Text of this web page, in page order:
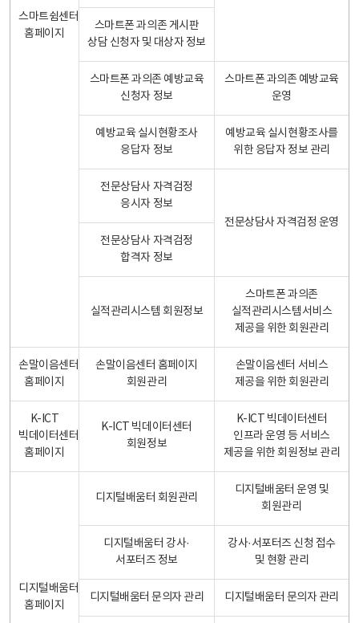
스마트쉼센터
홈페이지
스마트폰 과의존 게시판
상담 신청자 및 대상자 정보
스마트폰 과의존 예방교육
신청자 정보
스마트폰 과의존 예방교육
운영
예방교육 실시현황조사
응답자 정보
예방교육 실시현황조사를
위한 응답자 정보 관리
전문상담사 자격검정
응시자 정보
전문상담사 자격검정 운영
전문상담사 자격검정
합격자 정보
실적관리시스템 회원정보
스마트폰 과의존
실적관리시스템서비스
제공을 위한 회원관리
손말이음센터
홈페이지
손말이음센터 홈페이지
회원관리
손말이음센터 서비스
제공을 위한 회원관리
K-ICT
빅데이터센터
홈페이지
K-ICT 빅데이터센터
회원정보
K-ICT 빅데이터센터
인프라 운영 등 서비스
제공을 위한 회원정보 관리
디지털배움터
홈페이지
디지털배움터 회원관리
디지털배움터 운영 및
회원관리
디지털배움터 강사·
서포터즈 정보
강사·서포터즈 신청 접수
및 현황 관리
디지털배움터 문의자 관리 디지털배움터 문의자 관리